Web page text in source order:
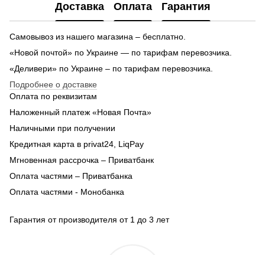
Доставка Оплата Гарантия
Самовывоз из нашего магазина – бесплатно.
«Новой почтой» по Украине — по тарифам перевозчика.
«Деливери» по Украине – по тарифам перевозчика.
Подробнее о доставке
Оплата по реквизитам
Наложенный платеж «Новая Почта»
Наличными при получении
Кредитная карта в privat24, LiqPay
Мгновенная рассрочка – Приватбанк
Оплата частями – Приватбанка
Оплата частями - Монобанка
Гарантия от производителя от 1 до 3 лет